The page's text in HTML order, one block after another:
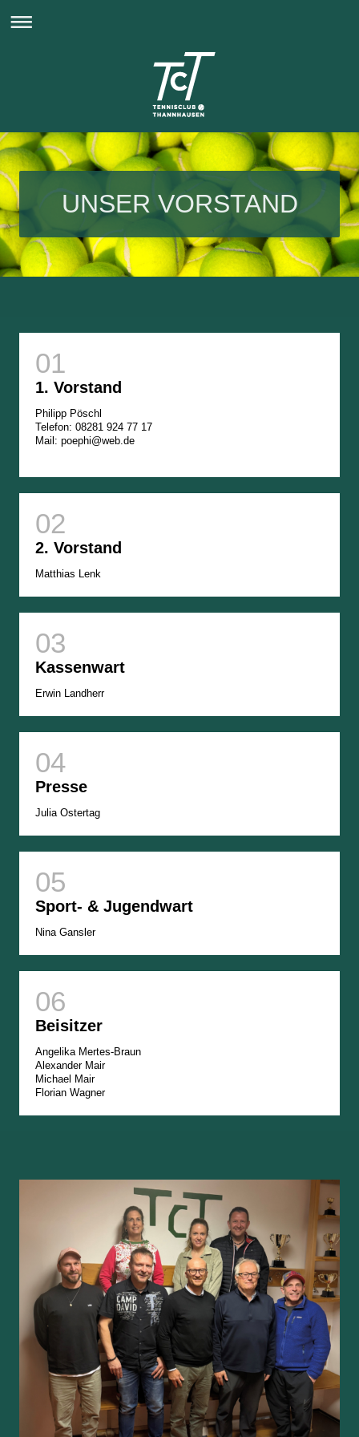
UNSER VORSTAND
1. Vorstand
Philipp Pöschl
Telefon: 08281 924 77 17
Mail: poephi@web.de
2. Vorstand
Matthias Lenk
Kassenwart
Erwin Landherr
Presse
Julia Ostertag
Sport- & Jugendwart
Nina Gansler
Beisitzer
Angelika Mertes-Braun
Alexander Mair
Michael Mair
Florian Wagner